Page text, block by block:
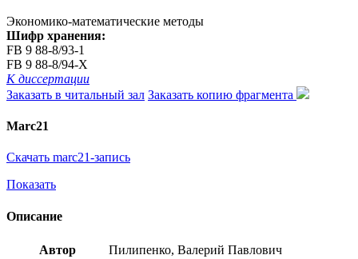
Экономико-математические методы
Шифр хранения:
FB 9 88-8/93-1
FB 9 88-8/94-Х
К диссертации
Заказать в читальный зал Заказать копию фрагмента
Marc21
Скачать marc21-запись
Показать
Описание
Автор Пилипенко, Валерий Павлович